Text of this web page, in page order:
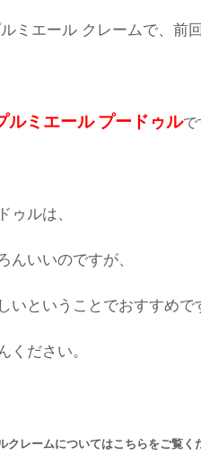
ミエール クレームで、前
ルミエール プードゥルで
ゥルは、
んいいのですが、
ということでおすすめで
ください。
クレームについてはこちらをご覧く